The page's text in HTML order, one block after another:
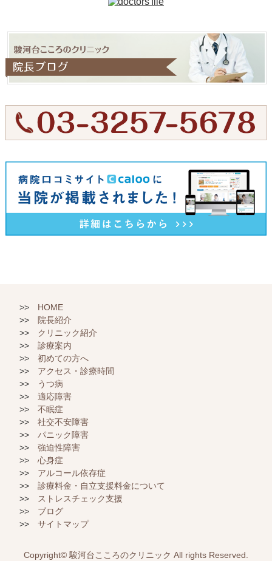
HOME
院長紹介
クリニック紹介
診療案内
初めての方へ
アクセス・診療時間
うつ病
適応障害
不眠症
社交不安障害
パニック障害
強迫性障害
心身症
アルコール依存症
診療料金・自立支援料金について
ストレスチェック支援
ブログ
サイトマップ
Copyright© 駿河台こころのクリニック All rights Reserved.